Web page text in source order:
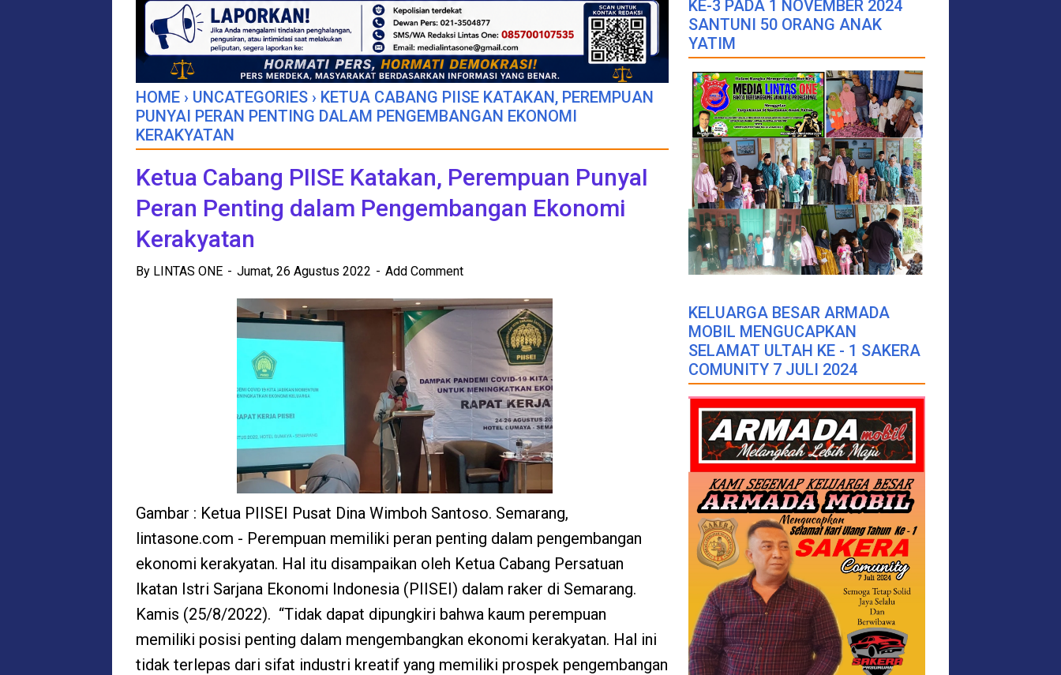
HOME › UNCATEGORIES › KETUA CABANG PIISE KATAKAN, PEREMPUAN
PUNYAI PERAN PENTING DALAM PENGEMBANGAN EKONOMI
KERAKYATAN
Ketua Cabang PIISE Katakan, Perempuan PunyaI
Peran Penting dalam Pengembangan Ekonomi
Kerakyatan
By LINTAS ONE Jumat, 26 Agustus 2022 Add Comment
Gambar : Ketua PIISEI Pusat Dina Wimboh Santoso. Semarang,
lintasone.com - Perempuan memiliki peran penting dalam pengembangan
ekonomi kerakyatan. Hal itu disampaikan oleh Ketua Cabang Persatuan
Ikatan Istri Sarjana Ekonomi Indonesia (PIISEI) dalam raker di Semarang.
Kamis (25/8/2022). “Tidak dapat dipungkiri bahwa kaum perempuan
memiliki posisi penting dalam mengembangkan ekonomi kerakyatan. Hal ini
tidak terlepas dari sifat industri kreatif yang memiliki prospek pengembangan
KE-3 PADA 1 NOVEMBER 2024
SANTUNI 50 ORANG ANAK
YATIM
KELUARGA BESAR ARMADA
MOBIL MENGUCAPKAN
SELAMAT ULTAH KE - 1 SAKERA
COMUNITY 7 JULI 2024